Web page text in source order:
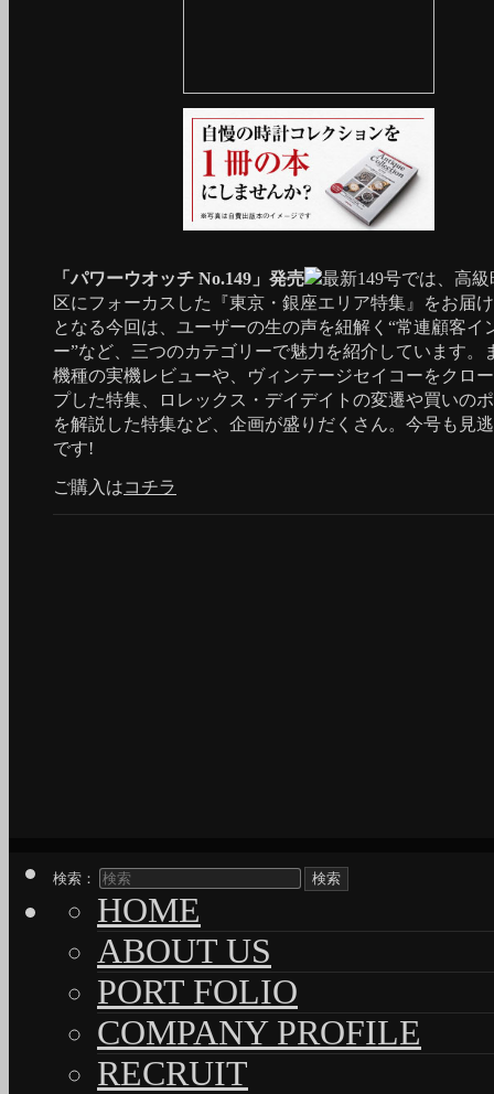
「パワーウオッチ No.149」発売
最新149号では、高
区にフォーカスした『東京・銀座エリア特集』をお届
となる今回は、ユーザーの生の声を紐解く“常連顧客イ
ー”など、三つのカテゴリーで魅力を紹介しています。
機種の実機レビューや、ヴィンテージセイコーをクロ
プした特集、ロレックス・デイデイトの変遷や買いの
を解説した特集など、企画が盛りだくさん。今号も見
です!
ご購入はコチラ
検索：
HOME
ABOUT US
PORT FOLIO
COMPANY PROFILE
RECRUIT